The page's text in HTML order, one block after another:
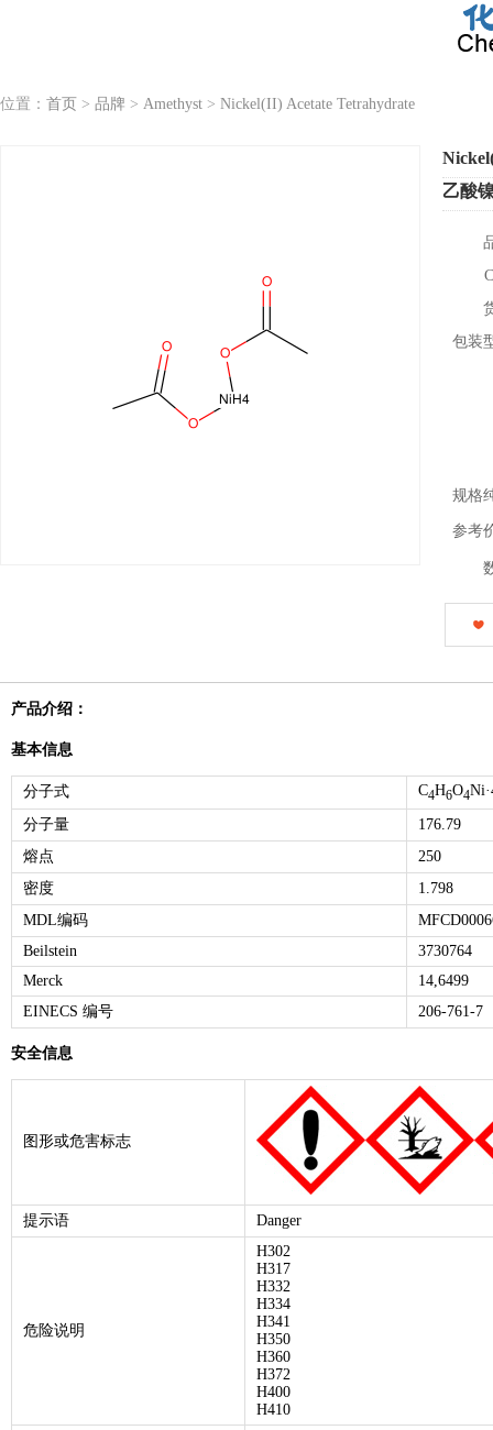
位置： 首页 > 品牌 > Amethyst > Nickel(II) Acetate Tetrahydrate
乙酸
包装
规格
参考
产品介绍：
基本信息
分子式 C4H6O4
分子量
176.79
熔点
250
密度
1.798
MDL编码
Beilstein
3730764
Merck
14,6499
EINECS 编号
206-761-7
安全信息
图形或危害标志
提示语 Danger
危险说明
H302
H317
H332
H334
H341
H350
H360
H372
H400
H410